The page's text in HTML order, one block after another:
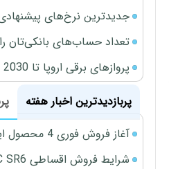
جدیدترین نرخ‌های پیشنهادی مسکن در
تعداد حساب‌های بانکی‌تان
پروازهای برقی اروپا تا 2030 آغاز می‌شود
پربازدیدترین اخبار هفته
آغاز فروش فوری 4 محصول ایران خودرو در نمایندگی‌ها
شرایط فروش اقساطی KMC SR6 کرمان موتور اعلام شد